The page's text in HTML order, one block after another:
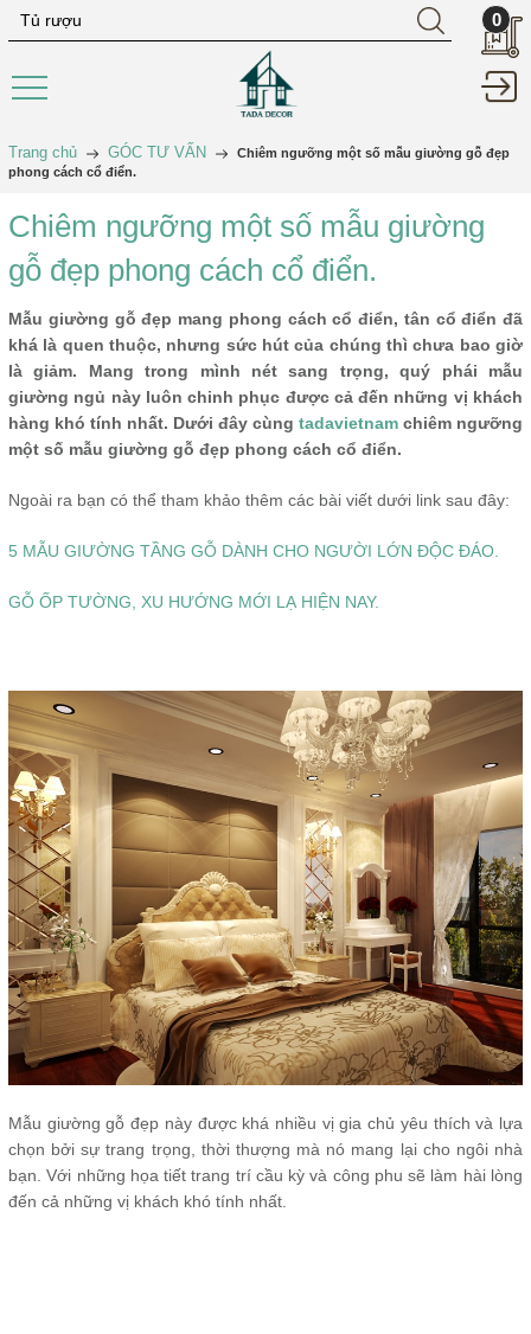
0
Trang chủ GÓC TƯ VẤN
Chiêm ngưỡng một số mẫu giường gỗ đẹp
phong cách cổ điển.
Chiêm ngưỡng một số mẫu giường
gỗ đẹp phong cách cổ điển.
Mẫu giường gỗ đẹp mang phong cách cổ điển, tân cổ điển đã
khá là quen thuộc, nhưng sức hút của chúng thì chưa bao giờ
là giảm. Mang trong mình nét sang trọng, quý phái mẫu
giường ngủ này luôn chinh phục được cả đến những vị khách
hàng khó tính nhất. Dưới đây cùng tadavietnam chiêm ngưỡng
một số mẫu giường gỗ đẹp phong cách cổ điển.
Ngoài ra bạn có thể tham khảo thêm các bài viết dưới link sau đây:
5 MẪU GIƯỜNG TẦNG GỖ DÀNH CHO NGƯỜI LỚN ĐỘC ĐÁO.
GỖ ỐP TƯỜNG, XU HƯỚNG MỚI LẠ HIỆN NAY.
Mẫu giường gỗ đẹp này được khá nhiều vị gia chủ yêu thích và lựa
chọn bởi sự trang trọng, thời thượng mà nó mang lại cho ngôi nhà
bạn. Với những họa tiết trang trí cầu kỳ và công phu sẽ làm hài lòng
đến cả những vị khách khó tính nhất.